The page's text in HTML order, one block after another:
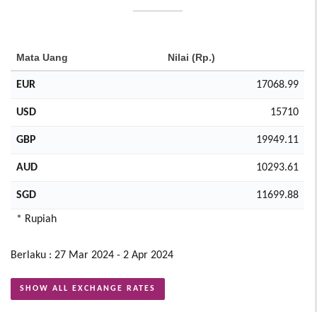
Mata Uang Nilai (Rp.)
EUR 17068.99
USD 15710
GBP 19949.11
AUD 10293.61
SGD 11699.88
* Rupiah
Berlaku : 27 Mar 2024 - 2 Apr 2024
SHOW ALL EXCHANGE RATES